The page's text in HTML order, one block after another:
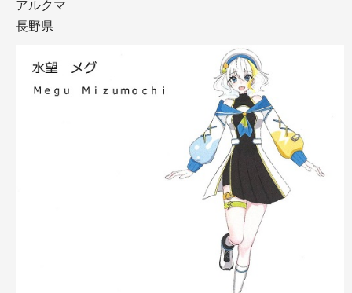
アルクマ
長野県